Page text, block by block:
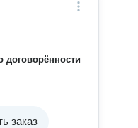
договорённости
заказ